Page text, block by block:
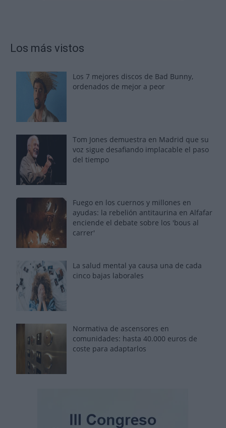
Los más vistos
Los 7 mejores discos de Bad Bunny,
ordenados de mejor a peor
Tom Jones demuestra en Madrid que su
voz sigue desafiando implacable el paso
del tiempo
Fuego en los cuernos y millones en
ayudas: la rebelión antitaurina en Alfafar
enciende el debate sobre los 'bous al
carrer'
La salud mental ya causa una de cada
cinco bajas laborales
Normativa de ascensores en
comunidades: hasta 40.000 euros de
coste para adaptarlos